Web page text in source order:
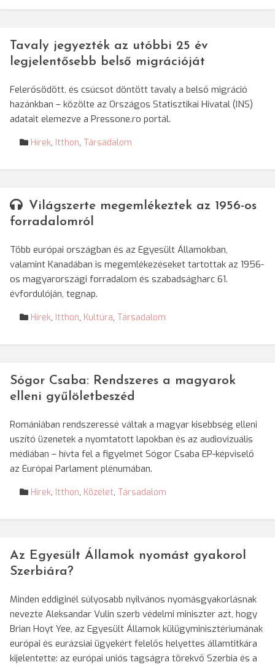
Tavaly jegyezték az utóbbi 25 év
legjelentősebb belső migrációját
Felerősödött, és csúcsot döntött tavaly a belső migráció
hazánkban – közölte az Országos Statisztikai Hivatal (INS)
adatait elemezve a Pressone.ro portál.
Hírek, Itthon, Társadalom
Világszerte megemlékeztek az 1956-os
forradalomról
Több európai országban és az Egyesült Államokban,
valamint Kanadában is megemlékezéseket tartottak az 1956-
os magyarországi forradalom és szabadságharc 61.
évfordulóján, tegnap.
Hírek, Itthon, Kultúra, Társadalom
Sógor Csaba: Rendszeres a magyarok
elleni gyűlöletbeszéd
Romániában rendszeressé váltak a magyar kisebbség elleni
uszító üzenetek a nyomtatott lapokban és az audiovizuális
médiában – hívta fel a figyelmet Sógor Csaba EP-képviselő
az Európai Parlament plénumában.
Hírek, Itthon, Közélet, Társadalom
Az Egyesült Államok nyomást gyakorol
Szerbiára?
Minden eddiginél súlyosabb nyilvános nyomásgyakorlásnak
nevezte Aleksandar Vulin szerb védelmi miniszter azt, hogy
Brian Hoyt Yee, az Egyesült Államok külügyminisztériumának
európai és eurázsiai ügyekért felelős helyettes államtitkára
kijelentette: az európai uniós tagságra törekvő Szerbia és a